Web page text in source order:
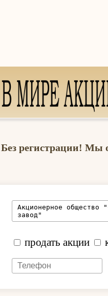
регистрации! Мы
продать акции